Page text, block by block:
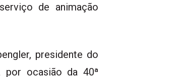
de animação
presidente do
por ocasião da 40ª